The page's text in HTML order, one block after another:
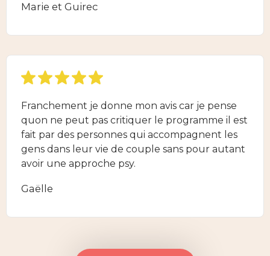
Marie et Guirec
Franchement je donne mon avis car je pense
quon ne peut pas critiquer le programme il est
fait par des personnes qui accompagnent les
gens dans leur vie de couple sans pour autant
avoir une approche psy.
Gaëlle